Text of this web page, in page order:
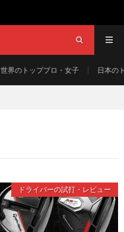
世界のトッププロ・女子 日本の
ドライバーの試打・レビュー